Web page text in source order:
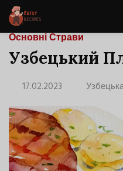
Основні Страви
Узбецький
17.02.2023